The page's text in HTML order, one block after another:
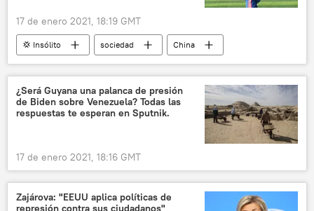
17 de enero 2021, 18:19 GMT
💢 Insólito sociedad
China
Jackie Chan
artes marciales
noticias
¿Será Guyana una palanca de presión
de Biden sobre Venezuela? Todas las
respuestas te esperan en Sputnik.
17 de enero 2021, 18:16 GMT
Zajárova: "EEUU aplica políticas de
represión contra sus ciudadanos"